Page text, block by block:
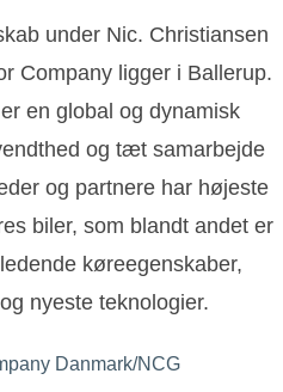
under Nic. Christiansen
Company ligger i Ballerup.
en global og dynamisk
og tæt samarbejde
og partnere har højeste
biler, som blandt andet er
køreegenskaber,
nyeste teknologier.